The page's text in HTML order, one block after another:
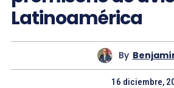
Latinoamérica
By
16 diciembre,